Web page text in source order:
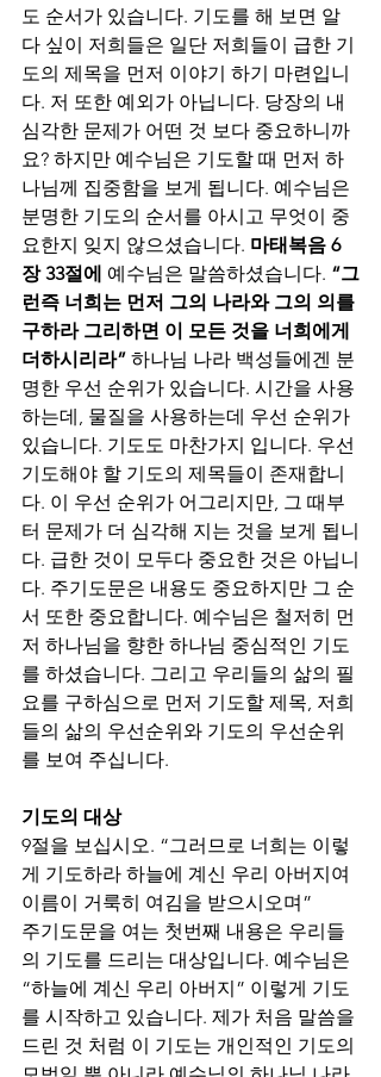
도 순서가 있습니다. 기도를 해 보면 알
다 싶이 저희들은 일단 저희들이 급한 기
도의 제목을 먼저 이야기 하기 마련입니
다. 저 또한 예외가 아닙니다. 당장의 내
심각한 문제가 어떤 것 보다 중요하니까
요? 하지만 예수님은 기도할 때 먼저 하
나님께 집중함을 보게 됩니다. 예수님은
분명한 기도의 순서를 아시고 무엇이 중
요한지 잊지 않으셨습니다. 마태복음 6
장 33절에 예수님은 말씀하셨습니다. “그
런즉 너희는 먼저 그의 나라와 그의 의를
구하라 그리하면 이 모든 것을 너희에게
더하시리라” 하나님 나라 백성들에겐 분
명한 우선 순위가 있습니다. 시간을 사용
하는데, 물질을 사용하는데 우선 순위가
있습니다. 기도도 마찬가지 입니다. 우선
기도해야 할 기도의 제목들이 존재합니
다. 이 우선 순위가 어그리지만, 그 때부
터 문제가 더 심각해 지는 것을 보게 됩니
다. 급한 것이 모두다 중요한 것은 아닙니
다. 주기도문은 내용도 중요하지만 그 순
서 또한 중요합니다. 예수님은 철저히 먼
저 하나님을 향한 하나님 중심적인 기도
를 하셨습니다. 그리고 우리들의 삶의 필
요를 구하심으로 먼저 기도할 제목, 저희
들의 삶의 우선순위와 기도의 우선순위
를 보여 주십니다.
기도의 대상
9절을 보십시오. “그러므로 너희는 이렇
게 기도하라 하늘에 계신 우리 아버지여
이름이 거룩히 여김을 받으시오며”
주기도문을 여는 첫번째 내용은 우리들
의 기도를 드리는 대상입니다. 예수님은
“하늘에 계신 우리 아버지” 이렇게 기도
를 시작하고 있습니다. 제가 처음 말씀을
드린 것 처럼 이 기도는 개인적인 기도의